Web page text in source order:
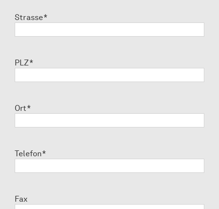
Strasse*
PLZ*
Ort*
Telefon*
Fax